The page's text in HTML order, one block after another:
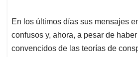
En los últimos días sus mensajes
confusos y, ahora, a pesar de
convencidos de las teorías de